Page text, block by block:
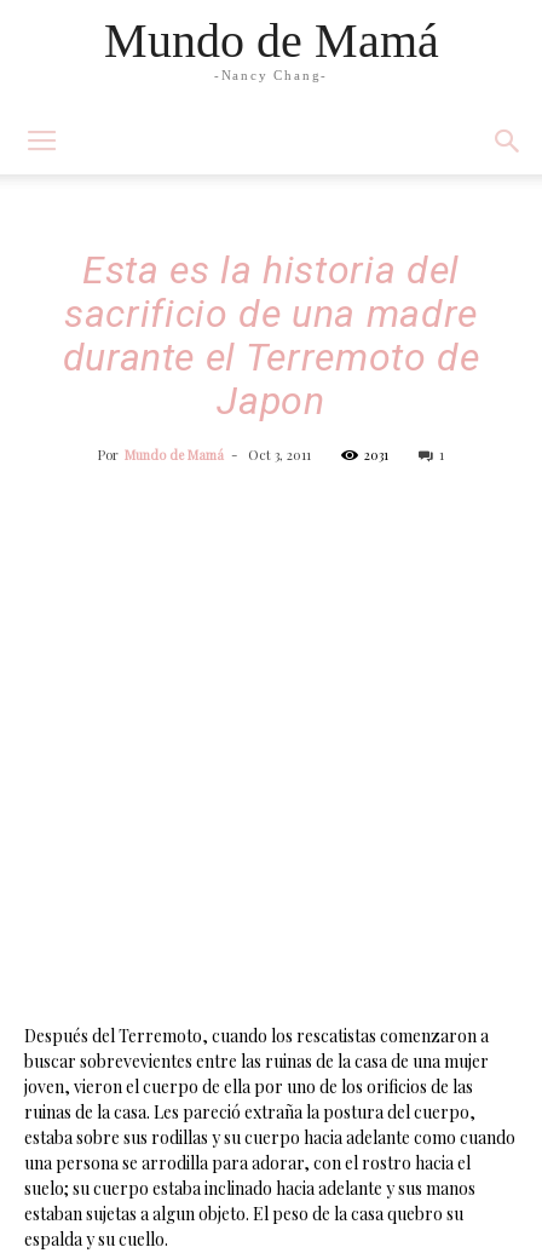
Mundo de Mamá
-Nancy Chang-
Esta es la historia del
sacrificio de una madre
durante el Terremoto de
Japon
Por Mundo de Mamá - Oct 3, 2011 2031 1
Después del Terremoto, cuando los rescatistas comenzaron a
buscar sobrevevientes entre las ruinas de la casa de una mujer
joven, vieron el cuerpo de ella por uno de los orificios de las
ruinas de la casa. Les pareció extraña la postura del cuerpo,
estaba sobre sus rodillas y su cuerpo hacia adelante como cuando
una persona se arrodilla para adorar, con el rostro hacia el
suelo; su cuerpo estaba inclinado hacia adelante y sus manos
estaban sujetas a algun objeto. El peso de la casa quebro su
espalda y su cuello.